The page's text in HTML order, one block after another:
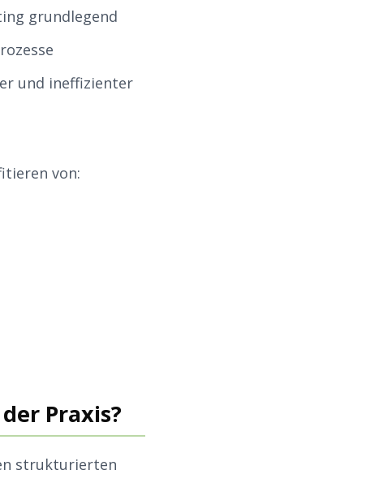
grundlegend
und ineffizienter
von:
Praxis?
strukturierten